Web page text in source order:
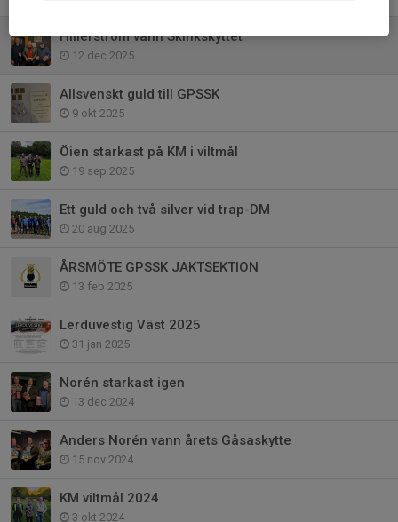
Hillerström vann Skinkskyttet
12 dec 2025
Allsvenskt guld till GPSSK
9 okt 2025
Öien starkast på KM i viltmål
19 sep 2025
Ett guld och två silver vid trap-DM
20 aug 2025
ÅRSMÖTE GPSSK JAKTSEKTION
13 feb 2025
Lerduvestig Väst 2025
31 jan 2025
Norén starkast igen
13 dec 2024
Anders Norén vann årets Gåsaskytte
15 nov 2024
KM viltmål 2024
3 okt 2024